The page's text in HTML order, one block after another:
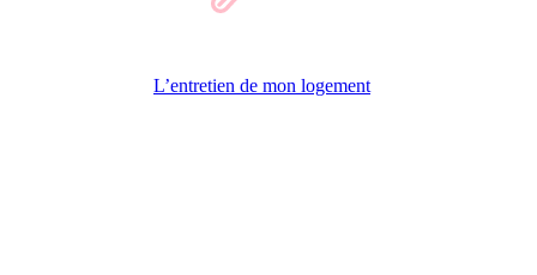
L’entretien de mon logement